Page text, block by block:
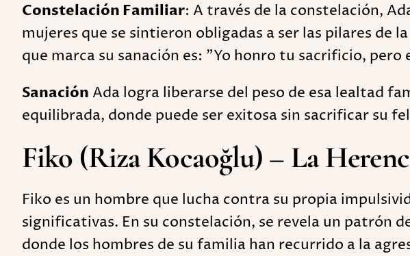
Constelación Familiar: A través de la constelación,
mujeres que se sintieron obligadas a ser las pilares de
que marca su sanación es: "Yo honro tu sacrificio,
Sanación Ada logra liberarse del peso de esa lealtad
equilibrada, donde puede ser exitosa sin sacrificar su
Fiko (Riza Kocaoğlu) – La
Fiko es un hombre que lucha contra su propia
significativas. En su constelación, se revela un patrón
donde los hombres de su familia han recurrido a la